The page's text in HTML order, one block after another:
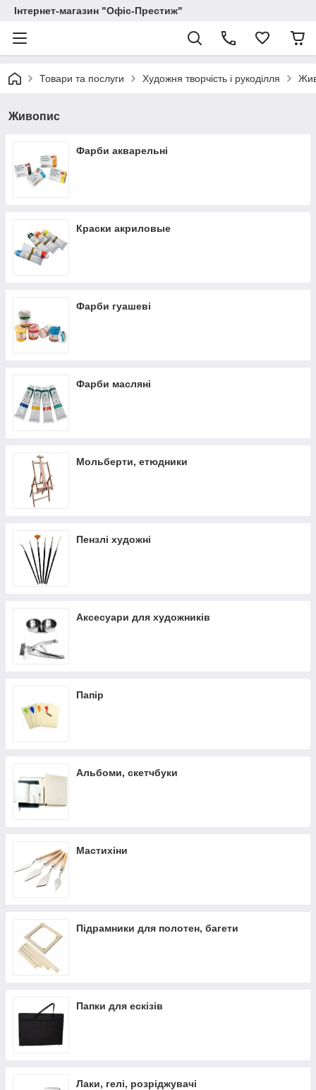
Інтернет-магазин "Офіс-Престиж"
Товари та послуги Художня творчість і рукоділля
Живопис
Фарби акварельні
Краски акриловые
Фарби гуашеві
Фарби масляні
Мольберти, етюдники
Пензлі художні
Аксесуари для художників
Папір
Альбоми, скетчбуки
Мастихіни
Підрамники для полотен, багети
Папки для ескізів
Лаки, гелі, розріджувачі